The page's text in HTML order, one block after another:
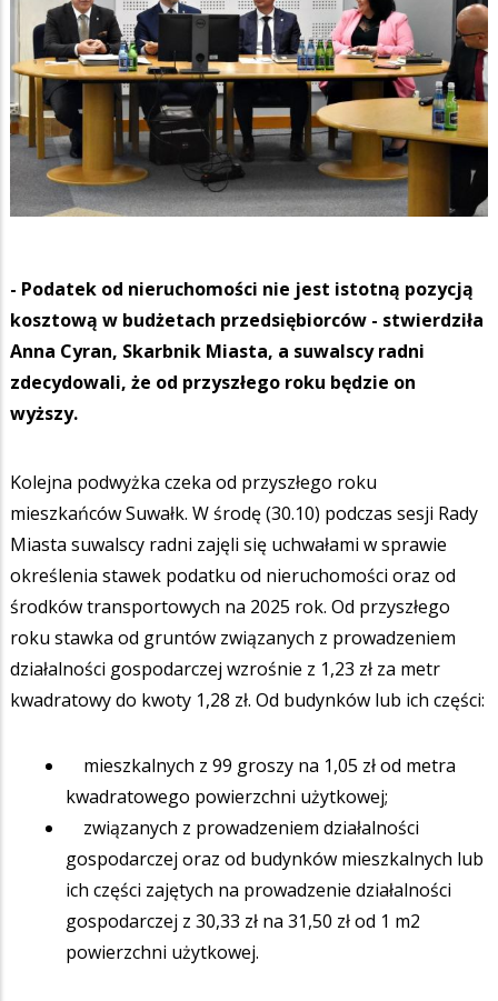
- Podatek od nieruchomości nie jest istotną pozycją
kosztową w budżetach przedsiębiorców - stwierdziła
Anna Cyran, Skarbnik Miasta, a suwalscy radni
zdecydowali, że od przyszłego roku będzie on
wyższy.
Kolejna podwyżka czeka od przyszłego roku
mieszkańców Suwałk. W środę (30.10) podczas sesji Rady
Miasta suwalscy radni zajęli się uchwałami w sprawie
określenia stawek podatku od nieruchomości oraz od
środków transportowych na 2025 rok. Od przyszłego
roku stawka od gruntów związanych z prowadzeniem
działalności gospodarczej wzrośnie z 1,23 zł za metr
kwadratowy do kwoty 1,28 zł. Od budynków lub ich części:
mieszkalnych z 99 groszy na 1,05 zł od metra
kwadratowego powierzchni użytkowej;
związanych z prowadzeniem działalności
gospodarczej oraz od budynków mieszkalnych lub
ich części zajętych na prowadzenie działalności
gospodarczej z 30,33 zł na 31,50 zł od 1 m2
powierzchni użytkowej.